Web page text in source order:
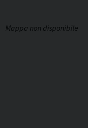
Mappa non disponibile